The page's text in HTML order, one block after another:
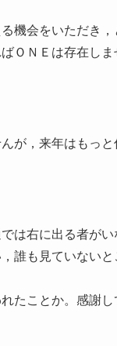
機会をいただき
ＯＮＥは存在し
が，来年はもっ
は右に出る者がい
誰も見ていない
たことか。感謝